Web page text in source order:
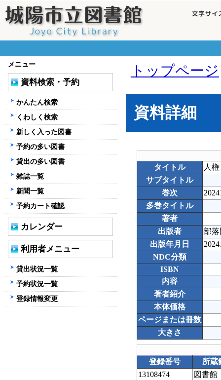
トップページ
資料詳細
タイトル
人
サブタイトル
巻次
多巻タイトル
著者
出版者
部
出版年月日
NDC分類
ISBN
内容
著者紹介
本体価格
ページまたは冊数
大きさ
登録番号
所蔵
13108474
図書館
メニュー
資料検索・予約
かんたん検索
くわしく検索
新しく入った図書
予約の多い図書
貸出の多い図書
雑誌一覧
新聞一覧
予約カート確認
カレンダー
利用者メニュー
貸出状況一覧
予約状況一覧
登録情報変更